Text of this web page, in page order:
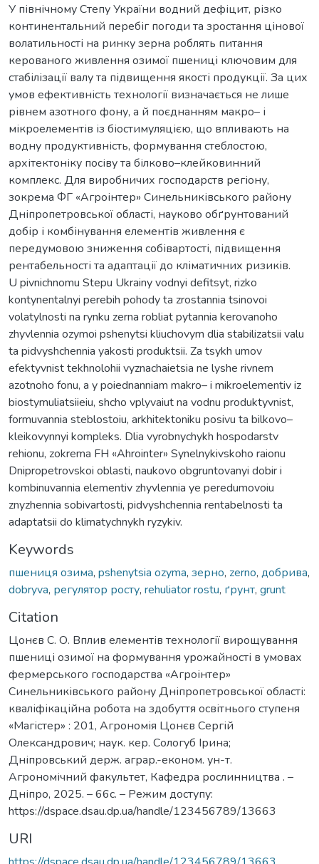
У північному Степу України водний дефіцит, різко
континентальний перебіг погоди та зростання цінової
волатильності на ринку зерна роблять питання
керованого живлення озимої пшениці ключовим для
стабілізації валу та підвищення якості продукції. За цих
умов ефективність технології визначається не лише
рівнем азотного фону, а й поєднанням макро– і
мікроелементів із біостимуляцією, що впливають на
водну продуктивність, формування стеблостою,
архітектоніку посіву та білково–клейковинний
комплекс. Для виробничих господарств регіону,
зокрема ФГ «Агроінтер» Синельниківського району
Дніпропетровської області, науково обґрунтований
добір і комбінування елементів живлення є
передумовою зниження собівартості, підвищення
рентабельності та адаптації до кліматичних ризиків.
U pivnichnomu Stepu Ukrainy vodnyi defitsyt, rizko
kontynentalnyi perebih pohody ta zrostannia tsinovoi
volatylnosti na rynku zerna robliat pytannia kerovanoho
zhyvlennia ozymoi pshenytsi kliuchovym dlia stabilizatsii valu
ta pidvyshchennia yakosti produktsii. Za tsykh umov
efektyvnist tekhnolohii vyznachaietsia ne lyshe rivnem
azotnoho fonu, a y poiednanniam makro– i mikroelementiv iz
biostymuliatsiieiu, shcho vplyvaiut na vodnu produktyvnist,
formuvannia steblostoiu, arkhitektoniku posivu ta bilkovo–
kleikovynnyi kompleks. Dlia vyrobnychykh hospodarstv
rehionu, zokrema FH «Ahrointer» Synelnykivskoho raionu
Dnipropetrovskoi oblasti, naukovo obgruntovanyi dobir i
kombinuvannia elementiv zhyvlennia ye peredumovoiu
znyzhennia sobivartosti, pidvyshchennia rentabelnosti ta
adaptatsii do klimatychnykh ryzykiv.
Keywords
пшениця озима, pshenytsia ozyma, зерно, zerno, добрива,
dobryva, регулятор росту, rehuliator rostu, ґрунт, grunt
Citation
Цонєв С. О. Вплив елементів технології вирощування
пшениці озимої на формування урожайності в умовах
фермерського господарства «Агроінтер»
Синельниківського району Дніпропетровської області:
кваліфікаційна робота на здобуття освітнього ступеня
«Магістер» : 201, Агрономія Цонєв Сергій
Олександрович; наук. кер. Сологуб Ірина;
Дніпровський держ. аграр.-економ. ун-т.
Агрономічний факультет, Кафедра рослинництва . –
Дніпро, 2025. – 66с. – Режим доступу:
https://dspace.dsau.dp.ua/handle/123456789/13663
URI